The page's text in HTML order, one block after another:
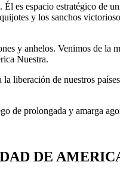
es espacio estratégico de
y los sanchos
y anhelos. Venimos de la
Nuestra.
la liberación de nuestros
de prolongada y amarga
DE